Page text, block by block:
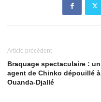
Article précédent
Braquage spectaculaire : un
agent de Chinko dépouillé à
Ouanda-Djallé